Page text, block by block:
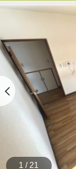
1 / 21